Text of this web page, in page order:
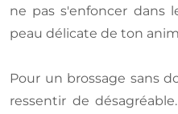
ne pas s'enfoncer dans
peau délicate de ton
Pour un brossage sans
ressentir de